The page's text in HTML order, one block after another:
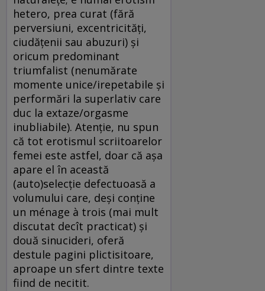
hetero, prea curat (fără
perversiuni, excentricităţi,
ciudăţenii sau abuzuri) şi
oricum predominant
triumfalist (nenumărate
momente unice/irepetabile şi
performări la superlativ care
duc la extaze/orgasme
inubliabile). Atenţie, nu spun
că tot erotismul scriitoarelor
femei este astfel, doar că aşa
apare el în această
(auto)selecţie defectuoasă a
volumului care, deşi conţine
un ménage à trois (mai mult
discutat decît practicat) şi
două sinucideri, oferă
destule pagini plictisitoare,
aproape un sfert dintre texte
fiind de necitit.